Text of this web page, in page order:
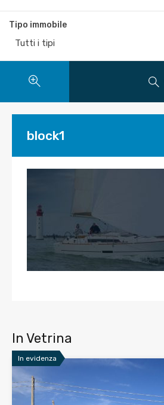
Tipo immobile
Tutti i tipi
block1
In Vetrina
In evidenza